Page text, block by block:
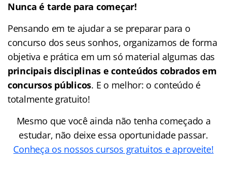
Nunca é tarde para começar!
Pensando em te ajudar a se preparar para o
concurso dos seus sonhos, organizamos de forma
objetiva e prática em um só material algumas das
principais disciplinas e conteúdos cobrados em
concursos públicos. E o melhor: o conteúdo é
totalmente gratuito!
Mesmo que você ainda não tenha começado a
estudar, não deixe essa oportunidade passar.
Conheça os nossos cursos gratuitos e aproveite!